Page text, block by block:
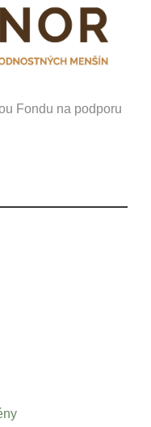
Fondu na podporu